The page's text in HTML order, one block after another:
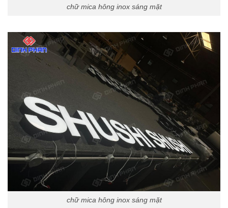
chữ mica hông inox sáng mặt
chữ mica hông inox sáng mặt